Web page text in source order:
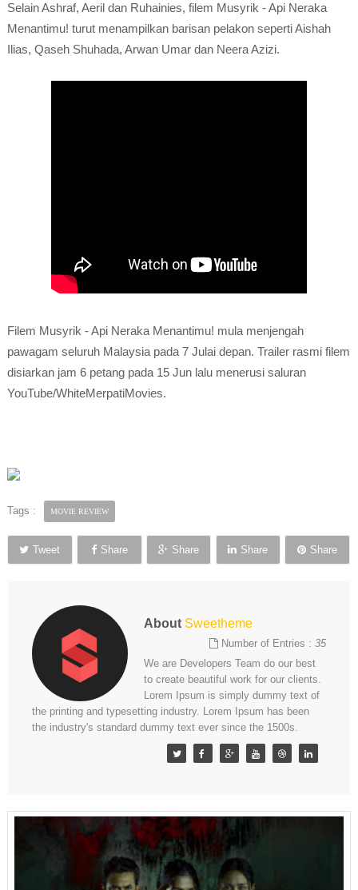
Selain Ashraf, Aeril dan Ruhainies, filem Musyrik - Api Neraka
Menantimu! turut menampilkan barisan pelakon seperti Aishah
Ilias, Qaseh Shuhada, Arwan Umar dan Neera Azizi.
Filem Musyrik - Api Neraka Menantimu! mula menjengah
pawagam seluruh Malaysia pada 7 Julai depan. Trailer rasmi filem
disiarkan jam 6 petang pada 15 Jun lalu menerusi saluran
YouTube/WhiteMerpatiMovies.
Tags : MOVIE REVIEW
Tweet Share Share Share Share
About Sweetheme
Number of Entries :35
We are Developers Team do our best
to create beautiful work for our clients.
Lorem Ipsum is simply dummy text of
the printing and typesetting industry. Lorem Ipsum has been
the industry's standard dummy text ever since the 1500s.